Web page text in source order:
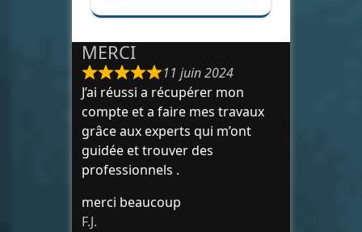
MERCI
11 juin 2024
J’ai réussi a récupérer mon
compte et a faire mes travaux
grâce aux experts qui m’ont
guidée et trouver des
professionnels .
merci beaucoup
F.J.